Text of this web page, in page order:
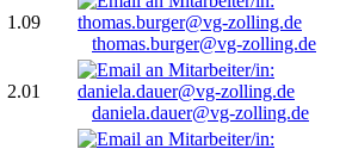
1.09
thomas.burger@vg-zolling.de
2.01
daniela.dauer@vg-zolling.de